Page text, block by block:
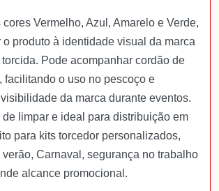
Vermelho, Azul, Amarelo e Verde,
o produto à identidade visual da marca
Pode acompanhar cordão de
facilitando o uso no pescoço e
da marca durante eventos.
limpar e ideal para distribuição em
para kits torcedor personalizados,
Carnaval, segurança no trabalho
alcance promocional.